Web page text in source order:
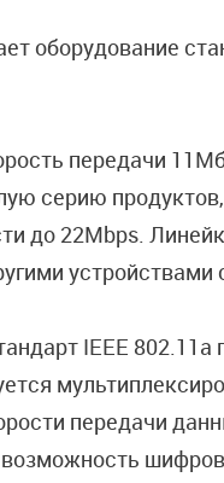
оборудование
передачи
серию
до 22Mbps.
IEEE
передачи